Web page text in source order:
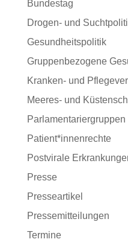
Bundestag
Drogen- und
Gesundheitspolitik
Gruppenbezogene
Kranken- und
Meeres- und
Parlamentariergruppen
Patient*innenrechte
Postvirale
Presse
Presseartikel
Pressemitteilungen
Termine